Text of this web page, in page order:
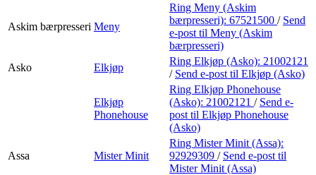
Askim bærpresseri Meny
Ring Meny (Askim
bærpresseri): 67521500 / Send
e-post til Meny (Askim
bærpresseri)
Asko
Elkjøp
Ring Elkjøp (Asko): 21002121
/ Send e-post til Elkjøp (Asko)
Elkjøp
Phonehouse
Ring Elkjøp Phonehouse
(Asko): 21002121 / Send e-
post til Elkjøp Phonehouse
(Asko)
Assa Mister Minit
Ring Mister Minit (Assa):
92929309 / Send e-post til
Mister Minit (Assa)